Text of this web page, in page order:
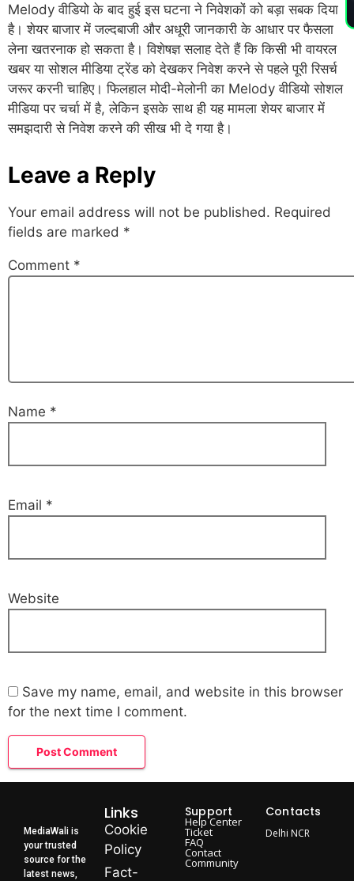
Melody वीडियो के बाद हुई इस घटना ने निवेशकों को बड़ा सबक दिया
है। शेयर बाजार में जल्दबाजी और अधूरी जानकारी के आधार पर फैसला
लेना खतरनाक हो सकता है। विशेषज्ञ सलाह देते हैं कि किसी भी वायरल
खबर या सोशल मीडिया ट्रेंड को देखकर निवेश करने से पहले पूरी रिसर्च
जरूर करनी चाहिए। फिलहाल मोदी-मेलोनी का Melody वीडियो सोशल
मीडिया पर चर्चा में है, लेकिन इसके साथ ही यह मामला शेयर बाजार में
समझदारी से निवेश करने की सीख भी दे गया है।
Leave a Reply
Your email address will not be published. Required
fields are marked *
Comment *
Name *
Email *
Website
Save my name, email, and website in this browser
for the next time I comment.
MediaWali is
your trusted
source for the
latest news,
Links
Cookie
Policy
Fact-
Support
Help Center
Ticket
FAQ
Contact
Community
Contacts
Delhi NCR